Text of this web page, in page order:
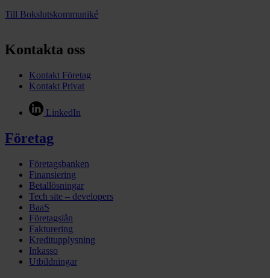
Till Bokslutskommuniké
Kontakta oss
Kontakt Företag
Kontakt Privat
LinkedIn
Företag
Företagsbanken
Finansiering
Betallösningar
Tech site – developers
BaaS
Företagslån
Fakturering
Kreditupplysning
Inkasso
Utbildningar